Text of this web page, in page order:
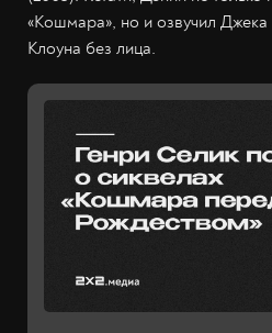
«Кошмара», но и озвучил
Клоуна без лица.